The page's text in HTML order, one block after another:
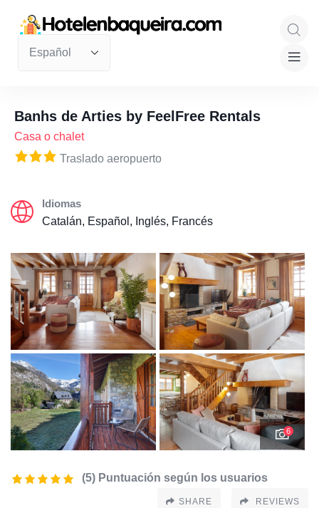
Banhs de Arties by FeelFree Rentals
Casa o chalet
Traslado aeropuerto
Idiomas
Catalán, Español, Inglés, Francés
6
(5) Puntuación según los usuarios
SHARE REVIEWS